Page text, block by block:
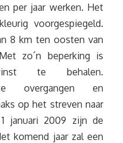
per jaar werken. Het
voorgespiegeld.
8 km ten oosten van
zo´n beperking is
te behalen.
overgangen en
op het streven naar
januari 2009 zijn de
komend jaar zal een